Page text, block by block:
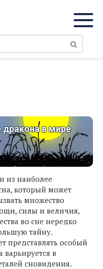
дракона в мире
из наиболее
который может
множество
силы и величия,
во сне нередко
тайну.
представлять особый
варьируется в
сновидения.